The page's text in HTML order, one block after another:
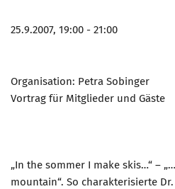
25.9.2007, 19:00 - 21:00
Organisation: Petra Sobinger
Vortrag für Mitglieder und Gäste
„In the sommer I make skis…“ –
mountain“. So charakterisierte